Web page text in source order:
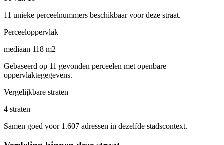
11 unieke perceelnummers beschikbaar voor deze straat.
Perceeloppervlak
mediaan 118 m2
Gebaseerd op 11 gevonden perceelen met openbare
oppervlaktegegevens.
Vergelijkbare straten
4 straten
Samen goed voor 1.607 adressen in dezelfde stadscontext.